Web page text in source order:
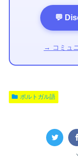
💬
→ コミュ
ポルトガル語